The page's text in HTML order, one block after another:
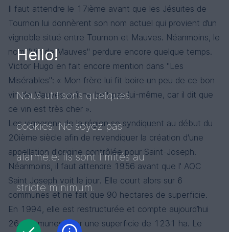
Il faut attendre le 17ième avant que les Jésuites de
Tournon lui donnèrent son nom actuel qui provient d’un
vignoble situé entre Tournon et Mauves. Néanmoins, le
nom "Vin de Mauves" perdure encore quelque temps.
Victor Hugo en fait encore mention dans "Les
Misérables": « Mon frère lui fit boire un peu de ce bon
vin de Mauves qu’il ne boit pas lui-même, car il dit que
ce vin est très cher ».
Les vignerons de la région se syndiquent au début du
20ième siècle afin de revendiquer la création d'une
appellation d'origine contrôlée pour Saint-Joseph.
Néanmoins, il faut attendre 1956 avant que l' AOC
Saint Joseph voit le jour. Elle court alors sur 6
communes et ne fait que 90 hectares de superficie.
En 1994, elle est restructurée et compte aujourd’hui
26 communes pour une superficie de 1231 ha. Le
Hello!
Nous utilisons quelques
cookies. Ne soyez pas
alarmé.e: ils sont limités au
stricte minimum.